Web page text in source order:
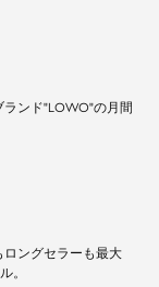
ランド"LOWO"の月間
ロングセラーも最大
。